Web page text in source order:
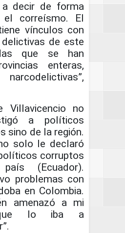
decir de forma
el correísmo. El
vínculos con
de este
que se han
enteras,
Villavicencio no
a políticos
sino de la región.
solo le declaró
corruptos
(Ecuador).
problemas con
en Colombia.
amenazó a mi
lo iba a